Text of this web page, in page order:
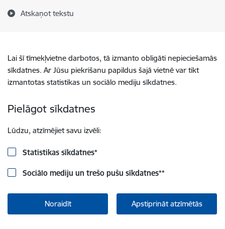
Atskaņot tekstu
Lai šī tīmekļvietne darbotos, tā izmanto obligāti nepieciešamās
sīkdatnes. Ar Jūsu piekrišanu papildus šajā vietnē var tikt
izmantotas statistikas un sociālo mediju sīkdatnes.
Pielāgot sīkdatnes
Lūdzu, atzīmējiet savu izvēli:
Statistikas sīkdatnes*
Sociālo mediju un trešo pušu sīkdatnes**
Noraidīt Apstiprināt atzīmētās